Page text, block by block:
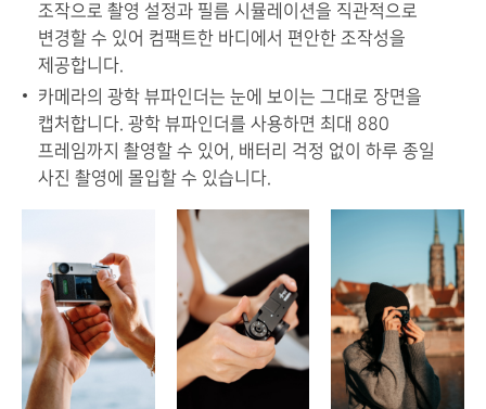
조작으로 촬영 설정과 필름 시뮬레이션을 직관적으로
변경할 수 있어 컴팩트한 바디에서 편안한 조작성을
제공합니다.
카메라의 광학 뷰파인더는 눈에 보이는 그대로 장면을
캡처합니다. 광학 뷰파인더를 사용하면 최대 880
프레임까지 촬영할 수 있어, 배터리 걱정 없이 하루 종일
사진 촬영에 몰입할 수 있습니다.